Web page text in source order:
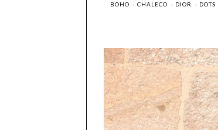
BOHO ·CHALECO · DIOR · DOTS